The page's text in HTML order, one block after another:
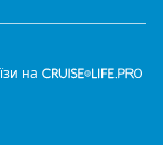
на